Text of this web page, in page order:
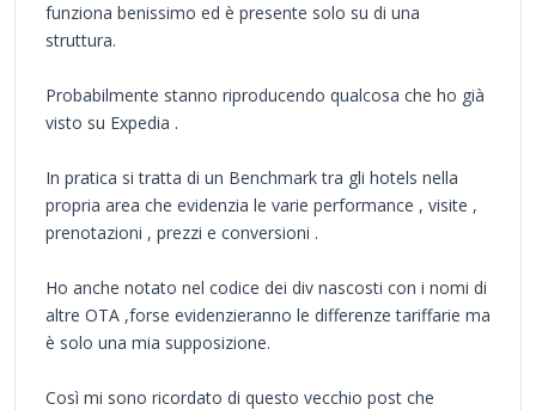
funziona benissimo ed è presente solo su di una
struttura.
Probabilmente stanno riproducendo qualcosa che ho già
visto su Expedia .
In pratica si tratta di un Benchmark tra gli hotels nella
propria area che evidenzia le varie performance , visite ,
prenotazioni , prezzi e conversioni .
Ho anche notato nel codice dei div nascosti con i nomi di
altre OTA ,forse evidenzieranno le differenze tariffarie ma
è solo una mia supposizione.
Così mi sono ricordato di questo vecchio post che